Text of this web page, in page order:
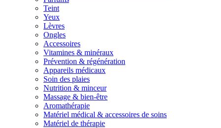
Teint
Yeux
Lèvres
Ongles
Accessoires
Vitamines & minéraux
Prévention & régénération
Appareils médicaux
Soin des plaies
Nutrition & minceur
Massage & bien-être
Aromathérapie
Matériel médical & accessoires de soins
Matériel de thérapie